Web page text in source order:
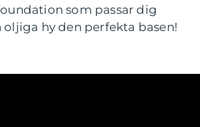
som passar dig
hy den perfekta basen!